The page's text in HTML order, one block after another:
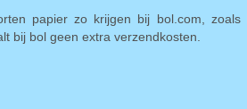
papier zo krijgen bij bol.com,
bij bol geen extra verzendkosten.